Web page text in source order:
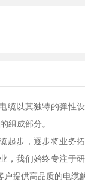
缆以其独特的弹性
组成部分。
起步，逐步将业务
，我们始终专注于
提供高品质的电缆